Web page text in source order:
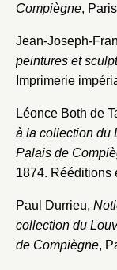
Compiègne,
Jean-Joseph-
peintures et
Imprimerie
Léonce Both de
à la collection du
Palais de
1874. Rééditions
Paul Durrieu,
collection du
de Compiègne,
Choix
notice
Nom du
Nouveau
Courriel
Mot de